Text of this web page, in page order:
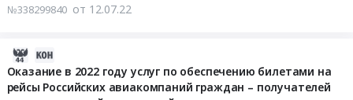
№338299840 от 12.07.22
Оказание в 2022 году услуг по обеспечению билетами на
рейсы Российских авиакомпаний граждан – получателей